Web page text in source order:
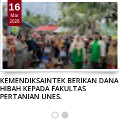
16
Mar
2026
KEMENDIKSAINTEK BERIKAN DANA
HIBAH KEPADA FAKULTAS
PERTANIAN UNES.